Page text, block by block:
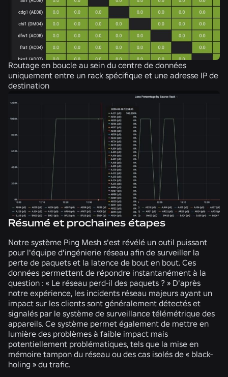
Routage en boucle au sein du centre de données
uniquement entre un rack spécifique et une adresse IP de
destination
Résumé et prochaines étapes
Notre système Ping Mesh s'est révélé un outil puissant
pour l'équipe d'ingénierie réseau afin de surveiller la
perte de paquets et la latence de bout en bout. Ces
données permettent de répondre instantanément à la
question : « Le réseau perd-il des paquets ? » D'après
notre expérience, les incidents réseau majeurs ayant un
impact sur les clients sont généralement détectés et
signalés par le système de surveillance télémétrique des
appareils. Ce système permet également de mettre en
lumière des problèmes à faible impact mais
potentiellement problématiques, tels que la mise en
mémoire tampon du réseau ou des cas isolés de « black-
holing » du trafic.